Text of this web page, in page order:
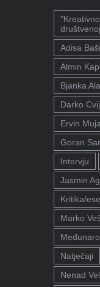
Adisa
Almin
Bjanka
Darko
Ervin
Goran
Intervju
Jasmin
Kritika/
Marko
Natječaji
Nenad